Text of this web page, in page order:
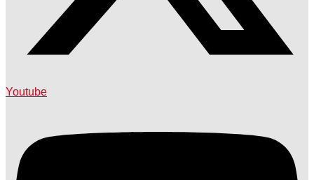
Youtube